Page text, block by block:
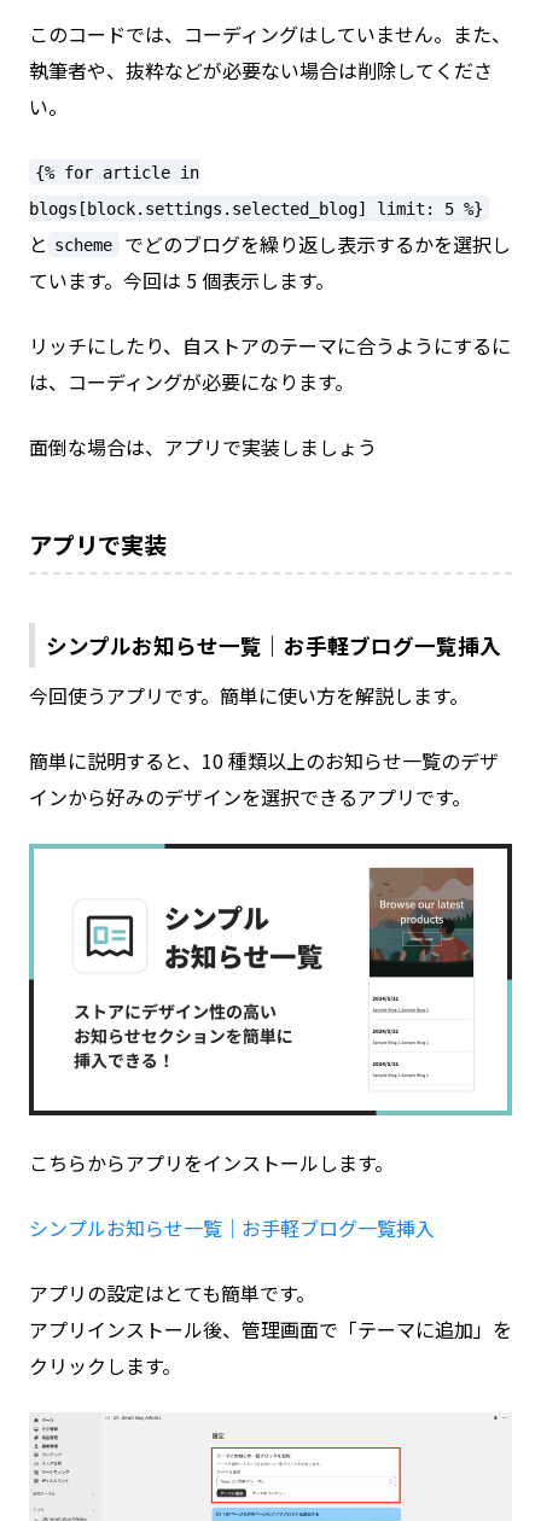
このコードでは、コーディングはしていません。また、
執筆者や、抜粋などが必要ない場合は削除してくださ
い。
{% for article in
blogs[block.settings.selected_blog] limit: 5 %}
と scheme
でどのブログを繰り返し表示するかを選択し
ています。今回は 5 個表示します。
リッチにしたり、自ストアのテーマに合うようにするに
は、コーディングが必要になります。
面倒な場合は、アプリで実装しましょう
アプリで実装
シンプルお知らせ一覧｜お手軽ブログ一覧挿入
今回使うアプリです。簡単に使い方を解説します。
簡単に説明すると、10 種類以上のお知らせ一覧のデザ
インから好みのデザインを選択できるアプリです。
こちらからアプリをインストールします。
シンプルお知らせ一覧｜お手軽ブログ一覧挿入
アプリの設定はとても簡単です。
アプリインストール後、管理画面で「テーマに追加」を
クリックします。